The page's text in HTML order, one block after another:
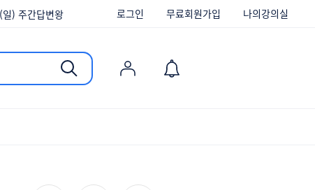
) 주간답변왕
[당첨발표] 대나무숲에 속 시~원한 댓글달고 커피 쿠폰 받자!
일) 주간답변왕
로그인 무료회원가입 나의강의실